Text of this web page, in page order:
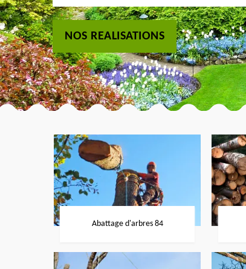
NOS REALISATIONS
Abattage d'arbres 84